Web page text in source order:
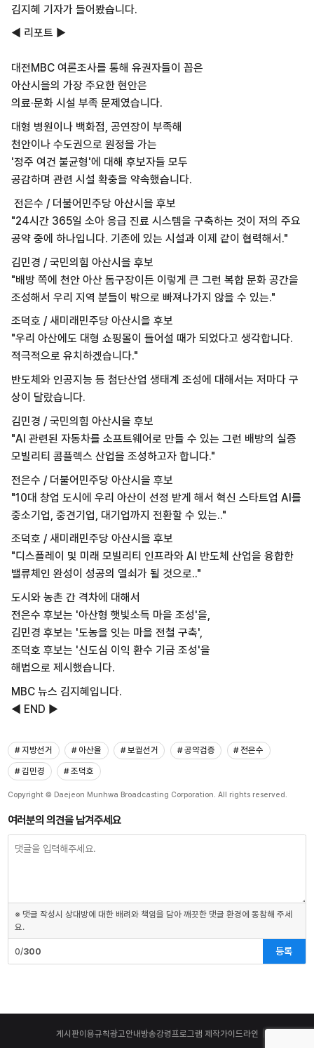
김지혜 기자가 들어봤습니다.
◀ 리포트 ▶
대전MBC 여론조사를 통해 유권자들이 꼽은
아산시을의 가장 주요한 현안은
의료·문화 시설 부족 문제였습니다.
대형 병원이나 백화점, 공연장이 부족해
천안이나 수도권으로 원정을 가는
'정주 여건 불균형'에 대해 후보자들 모두
공감하며 관련 시설 확충을 약속했습니다.
전은수 / 더불어민주당 아산시을 후보
"24시간 365일 소아 응급 진료 시스템을 구축하는 것이 저의 주요
공약 중에 하나입니다. 기존에 있는 시설과 이제 같이 협력해서."
김민경 / 국민의힘 아산시을 후보
"배방 쪽에 천안 아산 돔구장이든 이렇게 큰 그런 복합 문화 공간을
조성해서 우리 지역 분들이 밖으로 빠져나가지 않을 수 있는."
조덕호 / 새미래민주당 아산시을 후보
"우리 아산에도 대형 쇼핑몰이 들어설 때가 되었다고 생각합니다.
적극적으로 유치하겠습니다."
반도체와 인공지능 등 첨단산업 생태계 조성에 대해서는 저마다 구
상이 달랐습니다.
김민경 / 국민의힘 아산시을 후보
"AI 관련된 자동차를 소프트웨어로 만들 수 있는 그런 배방의 실증
모빌리티 콤플렉스 산업을 조성하고자 합니다."
전은수 / 더불어민주당 아산시을 후보
"10대 창업 도시에 우리 아산이 선정 받게 해서 혁신 스타트업 AI를
중소기업, 중견기업, 대기업까지 전환할 수 있는.."
조덕호 / 새미래민주당 아산시을 후보
"디스플레이 및 미래 모빌리티 인프라와 AI 반도체 산업을 융합한
밸류체인 완성이 성공의 열쇠가 될 것으로.."
도시와 농촌 간 격차에 대해서
전은수 후보는 '아산형 햇빛소득 마을 조성'을,
김민경 후보는 '도농을 잇는 마을 전철 구축',
조덕호 후보는 '신도심 이익 환수 기금 조성'을
해법으로 제시했습니다.
MBC 뉴스 김지혜입니다.
◀ END ▶
# 지방선거 # 아산을 # 보궐선거 # 공약검증
# 전은수
# 김민경
# 조덕호
Copyright © Daejeon Munhwa Broadcasting Corporation. All rights reserved.
여러분의 의견을 남겨주세요
※ 댓글 작성시 상대방에 대한 배려와 책임을 담아 깨끗한 댓글 환경에 동참해 주세
요.
0/300 등록
게시판이용규칙광고안내방송강령 프로그램 제작가이드라인